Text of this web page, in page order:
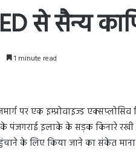
से सैन्य
1 minute read
पर एक इम्प्रोवाइज्ड
के पंजगराई इलाके के सड़क किनारे
के लिए किया जाने का संकेत माना